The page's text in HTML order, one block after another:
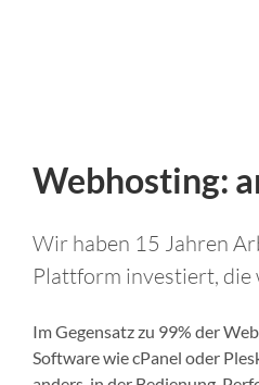
Webhosting:
Wir haben 15 Jahren
Plattform investiert,
Im Gegensatz zu 99% der
Software wie cPanel oder